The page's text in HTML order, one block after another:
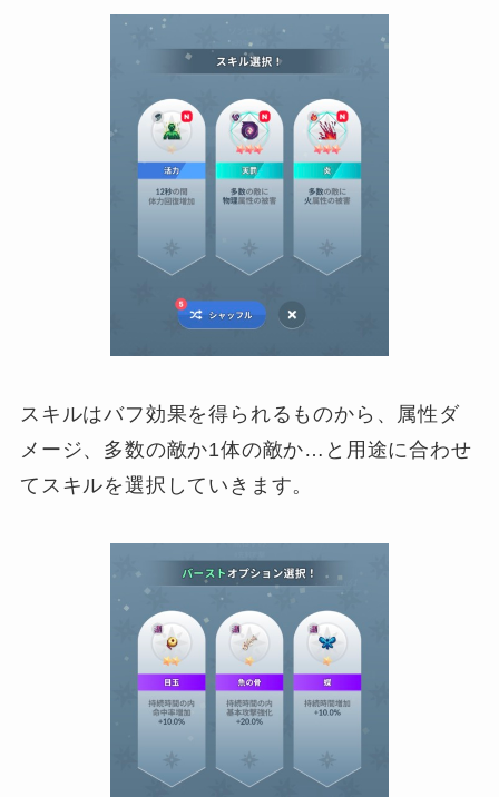
スキルはバフ効果を得られるものから、属性ダ
メージ、多数の敵か1体の敵か…と用途に合わせ
てスキルを選択していきます。